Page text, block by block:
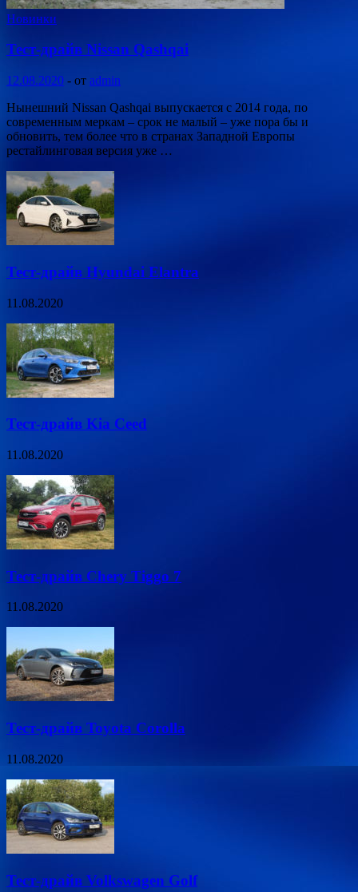
Новинки
Тест-драйв Nissan Qashqai
12.08.2020 - от admin
Нынешний Nissan Qashqai выпускается с 2014 года, по
современным меркам – срок не малый – уже пора бы и
обновить, тем более что в странах Западной Европы
рестайлинговая версия уже …
Тест-драйв Hyundai Elantra
11.08.2020
Тест-драйв Kia Ceed
11.08.2020
Тест-драйв Chery Tiggo 7
11.08.2020
Тест-драйв Toyota Corolla
11.08.2020
Тест-драйв Volkswagen Golf